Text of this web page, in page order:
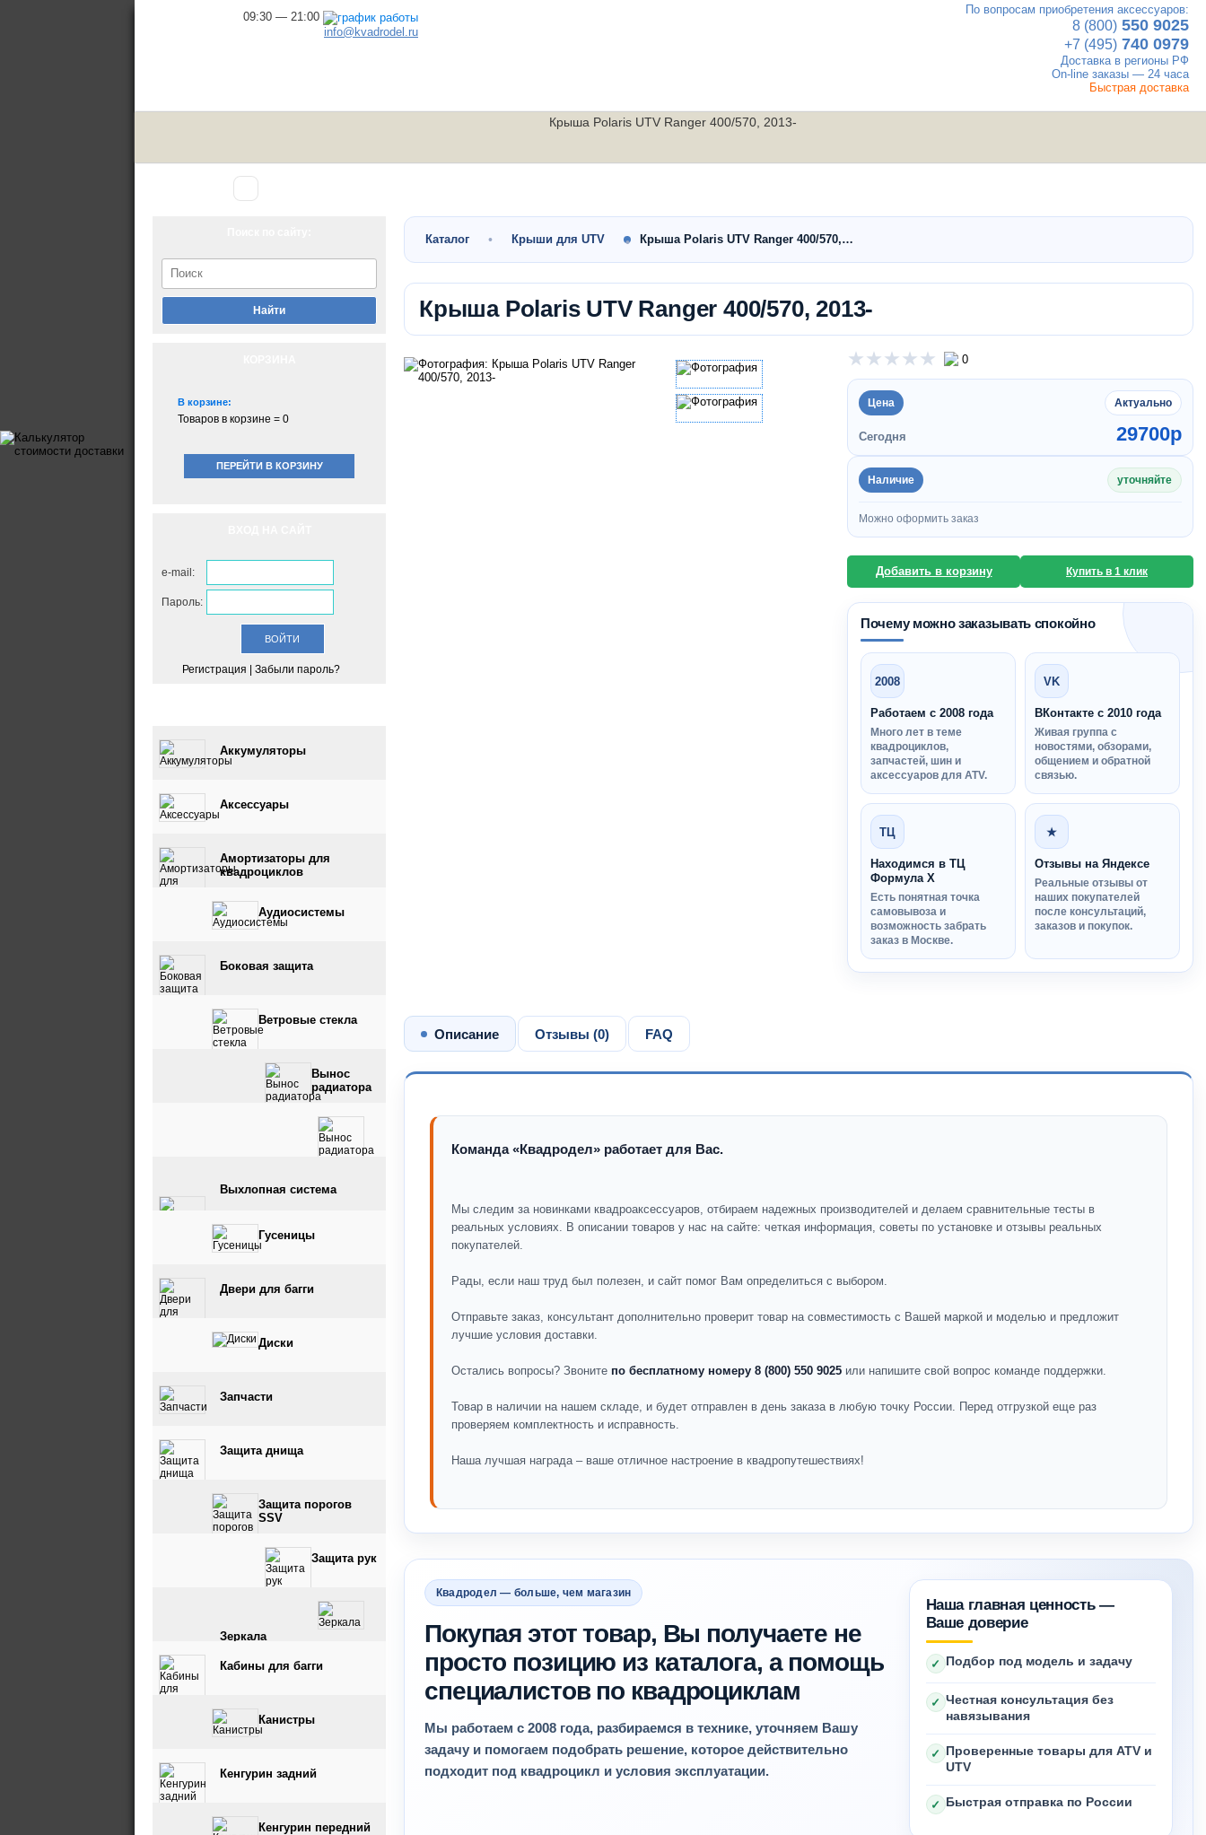
09:30 — 21:00
info@kvadrodel.ru
По вопросам приобретения аксессуаров:
8 (800) 550 9025
+7 (495) 740 0979
Доставка в регионы РФ
On-line заказы — 24 часа
Быстрая доставка
Крыша Polaris UTV Ranger 400/570, 2013-
Найти
В корзине:
Товаров в корзине = 0
ПЕРЕЙТИ В КОРЗИНУ
e-mail:
Пароль:
Регистрация Забыли пароль?
Аккумуляторы
Аксессуары
Амортизаторы для
квадроциклов
Аудиосистемы
Боковая защита
Ветровые стекла
Вынос
радиатора
Вынос радиатора и
Выхлопная система
Гусеницы
Двери для багги
Диски
Запчасти
Защита днища
Защита порогов
SSV
Защита рук
Зеркала
Кабины для багги
Канистры
Кенгурин задний
Кенгурин передний
Каталог Крыши для UTV Крыша Polaris UTV Ranger 400/570,…
Крыша Polaris UTV Ranger 400/570, 2013-
0
Цена Актуально
Сегодня 29700p
Наличие уточняйте
Можно оформить заказ
Добавить в корзину Купить в 1 клик
Почему можно заказывать спокойно
2008
Работаем с 2008 года
Много лет в теме
квадроциклов,
запчастей, шин и
аксессуаров для ATV.
VK
ВКонтакте с 2010 года
Живая группа с
новостями, обзорами,
общением и обратной
связью.
ТЦ
Находимся в ТЦ
Формула Х
Есть понятная точка
самовывоза и
возможность забрать
заказ в Москве.
★
Отзывы на Яндексе
Реальные отзывы от
наших покупателей
после консультаций,
заказов и покупок.
Описание Отзывы (0) FAQ
Команда «Квадродел» работает для Вас.
Мы следим за новинками квадроаксессуаров, отбираем надежных производителей и делаем сравнительные тесты в
реальных условиях. В описании товаров у нас на сайте: четкая информация, советы по установке и отзывы реальных
покупателей.
Рады, если наш труд был полезен, и сайт помог Вам определиться с выбором.
Отправьте заказ, консультант дополнительно проверит товар на совместимость с Вашей маркой и моделью и предложит
лучшие условия доставки.
Остались вопросы? Звоните по бесплатному номеру 8 (800) 550 9025 или напишите свой вопрос команде поддержки.
Товар в наличии на нашем складе, и будет отправлен в день заказа в любую точку России. Перед отгрузкой еще раз
проверяем комплектность и исправность.
Наша лучшая награда – ваше отличное настроение в квадропутешествиях!
Квадродел — больше, чем магазин
Покупая этот товар, Вы получаете не
просто позицию из каталога, а помощь
специалистов по квадроциклам
Мы работаем с 2008 года, разбираемся в технике, уточняем Вашу
задачу и помогаем подобрать решение, которое действительно
подходит под квадроцикл и условия эксплуатации.
Наша главная ценность —
Ваше доверие
✓ Подбор под модель и задачу
✓ Честная консультация без
навязывания
✓ Проверенные товары для ATV и
UTV
✓ Быстрая отправка по России
×